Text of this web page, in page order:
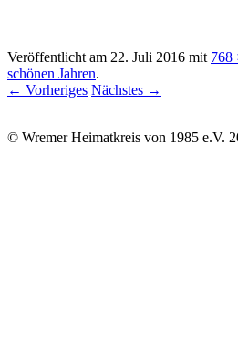
Veröffentlicht am 22. Juli 2016 mit 768
schönen Jahren.
← Vorheriges Nächstes →
© Wremer Heimatkreis von 1985 e.V.